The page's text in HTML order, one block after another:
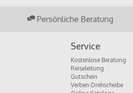
Persönliche Beratung
Service
Kostenlose Beratung
Reiseleitung
Gutschein
Verben-Drehscheibe